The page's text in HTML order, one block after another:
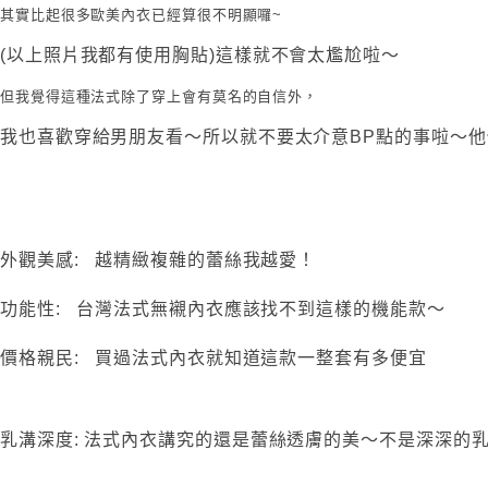
其實比起很多歐美內衣已經算很不明顯囉~
(以上照片我都有使用胸貼)這樣就不會太尷尬啦～
但我覺得這種法式除了穿上會有莫名的自信外，
我也喜歡穿給男朋友看～所以就不要太介意BP點的事啦～
外觀美感: 越精緻複雜的蕾絲我越愛！
功能性: 台灣法式無襯內衣應該找不到這樣的機能款～
價格親民: 買過法式內衣就知道這款一整套有多便宜
乳溝深度: 法式內衣講究的還是蕾絲透膚的美～不是深深的